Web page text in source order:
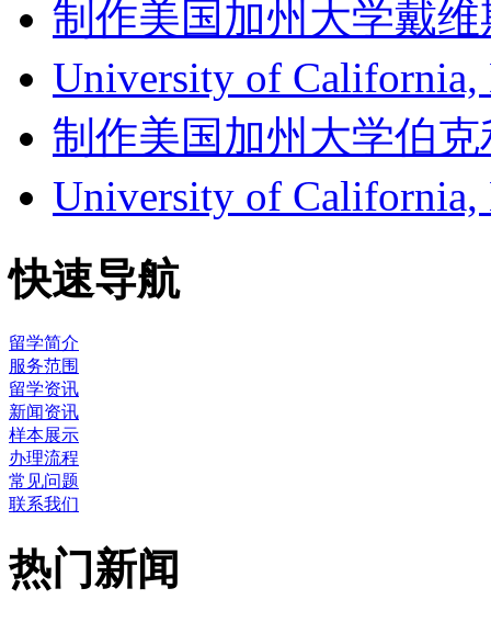
制作美国加州大学戴
University of
制作美国加州大学伯
University of
快速导航
留学简介
服务范围
留学资讯
新闻资讯
样本展示
办理流程
常见问题
联系我们
热门新闻